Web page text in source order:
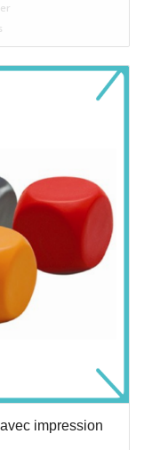
impression